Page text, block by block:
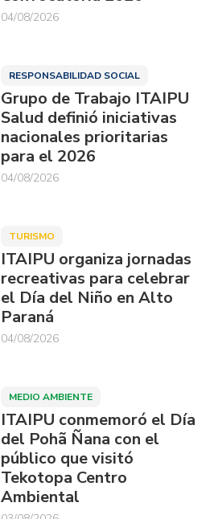
04/08/2026
RESPONSABILIDAD SOCIAL
Grupo de Trabajo ITAIPU
Salud definió iniciativas
nacionales prioritarias
para el 2026
04/08/2026
TURISMO
ITAIPU organiza jornadas
recreativas para celebrar
el Día del Niño en Alto
Paraná
04/08/2026
MEDIO AMBIENTE
ITAIPU conmemoró el Día
del Pohã Ñana con el
público que visitó
Tekotopa Centro
Ambiental